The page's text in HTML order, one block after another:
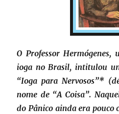
O Professor Hermógenes,
ioga no Brasil, intitulou
“Ioga para Nervosos”*
nome de “A Coisa”.
do Pânico ainda era pouco